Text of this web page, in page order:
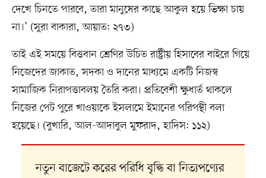
দেখে চিনতে পারবে, তারা মানুষের কাছে আকুল হয়ে ভিক্ষা চায়
না।’ (সুরা বাকারা, আয়াত: ২৭৩)
তাই এই সময়ে বিত্তবান শ্রেণির উচিত রাষ্ট্রীয় হিসাবের বাইরে গিয়ে
নিজেদের জাকাত, সদকা ও দানের মাধ্যমে একটি নিজস্ব
সামাজিক নিরাপত্তাবলয় তৈরি করা। প্রতিবেশী ক্ষুধার্ত থাকলে
নিজের পেট পুরে খাওয়াকে ইসলামে ইমানের পরিপন্থী বলা
হয়েছে। (বুখারি, আল-আদাবুল মুফরাদ, হাদিস: ১১২)
নতুন বাজেটে করের পরিধি বৃদ্ধি বা নিত্যপণ্যের